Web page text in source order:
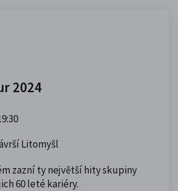
2024
Litomyšl
zazní ty největší hity skupiny
60 leté kariéry.